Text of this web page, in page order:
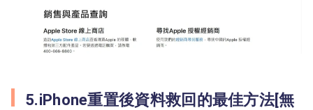
5.iPhone重置後資料救回的最佳方法[無